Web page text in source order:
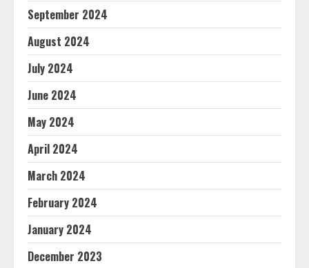
September 2024
August 2024
July 2024
June 2024
May 2024
April 2024
March 2024
February 2024
January 2024
December 2023